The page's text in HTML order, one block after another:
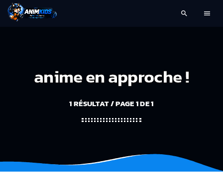
search menu
anime en approche !
1 RÉSULTAT / PAGE 1 DE 1